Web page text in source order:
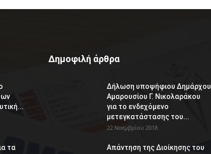
τα
Δημοφιλή άρθρα
Δήλωση υποψήφιου Δημάρχου
Αμαρουσίου Γ. Νικολαράκου
για το ενδεχόμενο
μετεγκατάστασης του...
22 Νοεμβρίου 2018
Απάντηση της Διοίκησης του